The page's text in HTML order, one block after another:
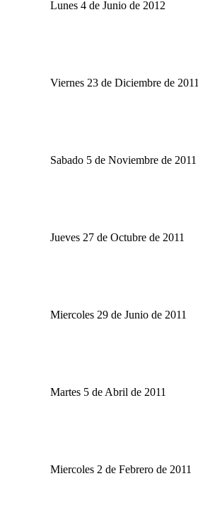
Lunes 4 de Junio de 2012
Viernes 23 de Diciembre de 2011
Sabado 5 de Noviembre de 2011
Jueves 27 de Octubre de 2011
Miercoles 29 de Junio de 2011
Martes 5 de Abril de 2011
Miercoles 2 de Febrero de 2011